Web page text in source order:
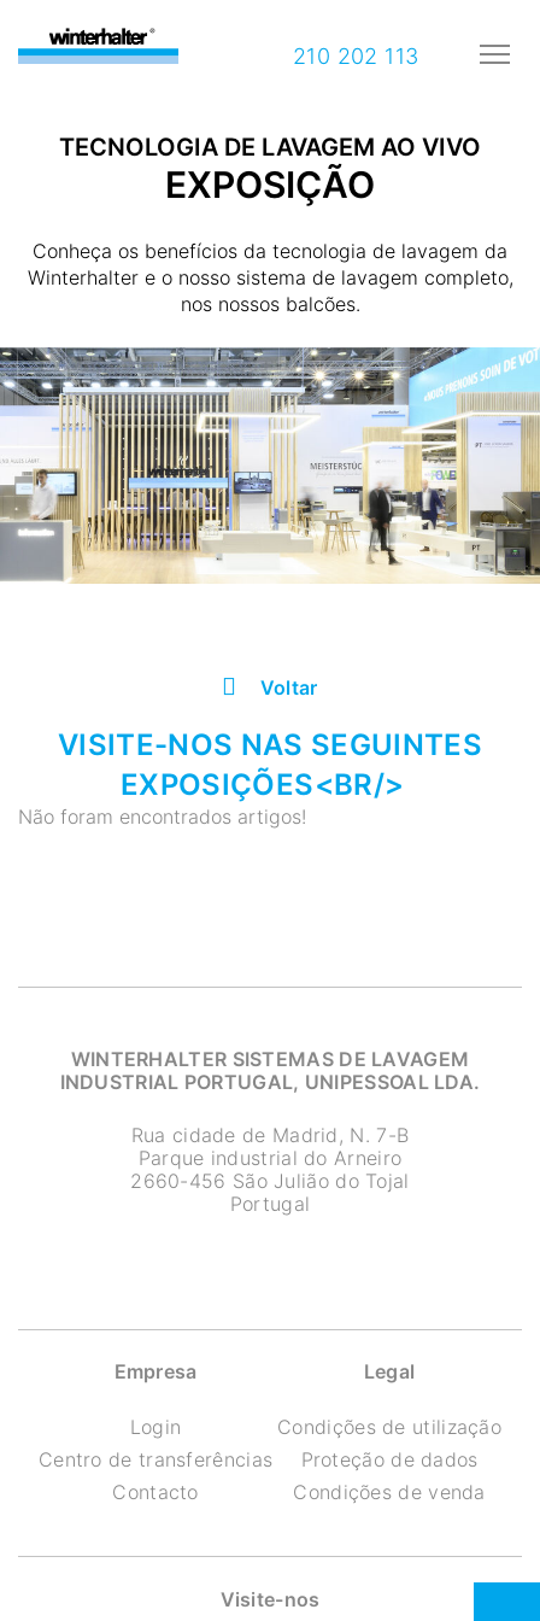
210 202 113
TECNOLOGIA DE LAVAGEM AO VIVO
EXPOSIÇÃO
Conheça os benefícios da tecnologia de lavagem da
Winterhalter e o nosso sistema de lavagem completo,
nos nossos balcões.
Voltar
VISITE-NOS NAS SEGUINTES
EXPOSIÇÕES<BR/>
Não foram encontrados artigos!
WINTERHALTER SISTEMAS DE LAVAGEM
INDUSTRIAL PORTUGAL, UNIPESSOAL LDA.
Rua cidade de Madrid, N. 7-B
Parque industrial do Arneiro
2660-456 São Julião do Tojal
Portugal
Empresa
Login
Centro de transferências
Contacto
Legal
Condições de utilização
Proteção de dados
Condições de venda
Visite-nos